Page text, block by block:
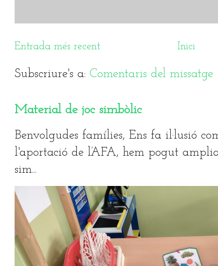
Entrada més recent Inici
Subscriure's a: Comentaris del
Material de joc simbòlic
Benvolgudes famílies, Ens fa il·lusió
l'aportació de l’AFA, hem pogut
sim...